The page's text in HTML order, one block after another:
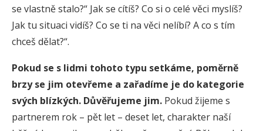
se vlastně stalo?“ Jak se cítíš? Co si o celé věci myslíš?
Jak tu situaci vidíš? Co se ti na věci nelíbí? A co s tím
chceš dělat?“.
Pokud se s lidmi tohoto typu setkáme, poměrně
brzy se jim otevřeme a zařadíme je do kategorie
svých blízkých. Důvěřujeme jim. Pokud žijeme s
partnerem rok – pět let – deset let, charakter naší